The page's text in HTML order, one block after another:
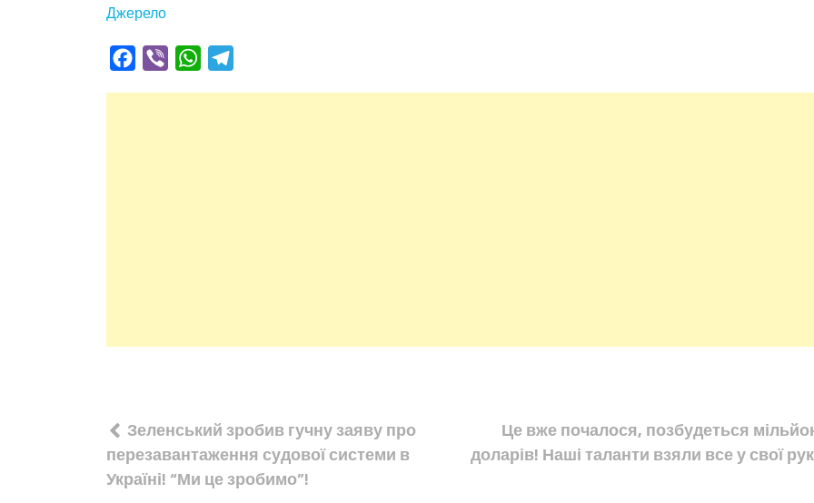
Джерело
Facebook
Viber WhatsApp
Навігація
записів
Зеленський зробив гучну заяву про
перезавантаження судової системи в
Україні! “Ми це зробимо”!
Це вже почалося, позбудеться
доларів! Наші таланти взяли все у свої